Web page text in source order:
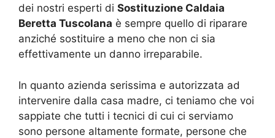
dei nostri esperti di Sostituzione Caldaia
Beretta Tuscolana è sempre quello di riparare
anziché sostituire a meno che non ci sia
effettivamente un danno irreparabile.
In quanto azienda serissima e autorizzata ad
intervenire dalla casa madre, ci teniamo che voi
sappiate che tutti i tecnici di cui ci serviamo
sono persone altamente formate, persone che